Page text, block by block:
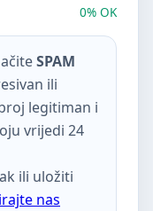
0% OK
SPAM
ili
legitiman i
vrijedi 24
ili uložiti
nas